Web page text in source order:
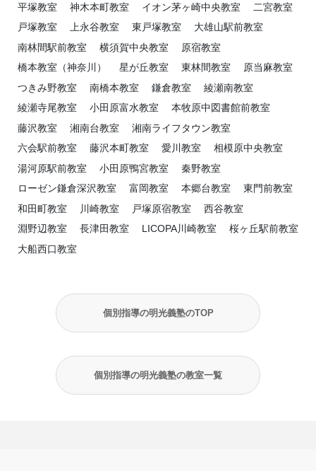
平塚教室
神木本町教室 イオン茅ヶ崎中央教室
二宮教室
戸塚教室
上永谷教室 東戸塚教室
大雄山駅前教室
南林間駅前教室
横須賀中央教室
原宿教室
橋本教室（神奈川）
星が丘教室 東林間教室
原当麻教室
つきみ野教室
南橋本教室 鎌倉教室
綾瀬南教室
綾瀬寺尾教室
小田原富水教室
本牧原中図書館前教室
藤沢教室
湘南台教室
湘南ライフタウン教室
六会駅前教室
藤沢本町教室 愛川教室
相模原中央教室
湯河原駅前教室
小田原鴨宮教室
秦野教室
ローゼン鎌倉深沢教室
富岡教室 本郷台教室
東門前教室
和田町教室
川崎教室 戸塚原宿教室
西谷教室
淵野辺教室
長津田教室 LICOPA川崎教室
桜ヶ丘駅前教室
大船西口教室
個別指導の明光義塾のTOP
個別指導の明光義塾の教室一覧